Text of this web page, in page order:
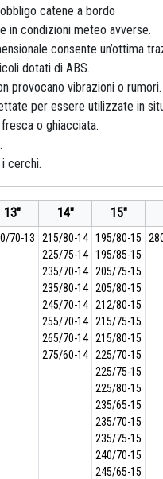
catene a bordo
in condizioni meteo avverse.
consente un’ottima
dotati di ABS.
provocano vibrazioni o rumori.
per essere utilizzate in
o ghiacciata.
cerchi.
13" 14" 15"
70-13
215/80-14
225/75-14
235/70-14
235/80-14
245/70-14
255/70-14
265/70-14
275/60-14
195/80-15
195/85-15
205/75-15
205/80-15
212/80-15
215/75-15
215/80-15
225/70-15
225/75-15
225/80-15
235/65-15
235/70-15
235/75-15
240/70-15
245/65-15